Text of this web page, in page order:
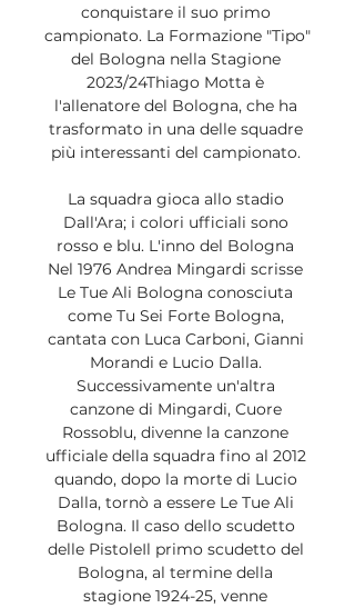
conquistare il suo primo
campionato. La Formazione "Tipo"
del Bologna nella Stagione
2023/24Thiago Motta è
l'allenatore del Bologna, che ha
trasformato in una delle squadre
più interessanti del campionato.
La squadra gioca allo stadio
Dall'Ara; i colori ufficiali sono
rosso e blu. L'inno del Bologna
Nel 1976 Andrea Mingardi scrisse
Le Tue Ali Bologna conosciuta
come Tu Sei Forte Bologna,
cantata con Luca Carboni, Gianni
Morandi e Lucio Dalla.
Successivamente un'altra
canzone di Mingardi, Cuore
Rossoblu, divenne la canzone
ufficiale della squadra fino al 2012
quando, dopo la morte di Lucio
Dalla, tornò a essere Le Tue Ali
Bologna. Il caso dello scudetto
delle PistoleIl primo scudetto del
Bologna, al termine della
stagione 1924-25, venne